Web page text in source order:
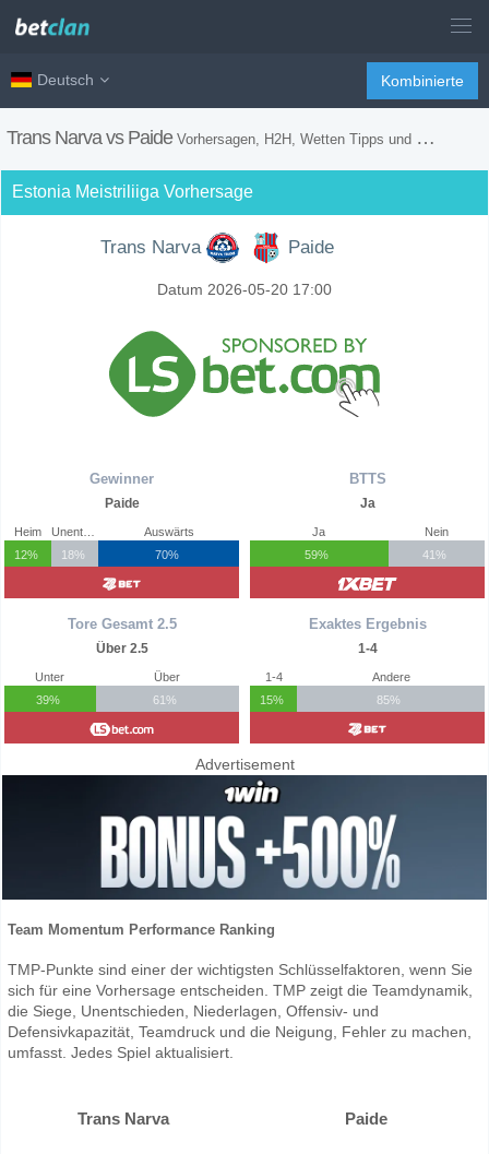
Deutsch Kombinierte
Trans Narva vs Paide Vorhersagen, H2H, Wetten Tipps und Spiel Vorschau
Estonia Meistriliiga Vorhersage
Trans Narva Paide
Datum 2026-05-20 17:00
Gewinner
Paide
Heim
12%
18%
Auswärts
70%
Tore Gesamt 2.5
Über 2.5
Unter
39%
Über
61%
BTTS
Ja
Ja
59%
Nein
41%
Exaktes Ergebnis
1-4
1-4
15%
Andere
85%
Advertisement
Team Momentum Performance Ranking
TMP-Punkte sind einer der wichtigsten Schlüsselfaktoren, wenn Sie
sich für eine Vorhersage entscheiden. TMP zeigt die Teamdynamik,
die Siege, Unentschieden, Niederlagen, Offensiv- und
Defensivkapazität, Teamdruck und die Neigung, Fehler zu machen,
umfasst. Jedes Spiel aktualisiert.
Trans Narva Paide